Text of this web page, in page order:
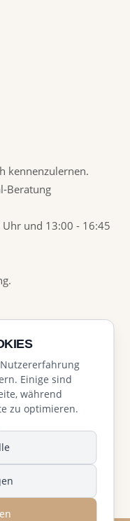
kennenzulernen.
Beratung
und 13:00 - 16:45
Einige sind
während
zu optimieren.